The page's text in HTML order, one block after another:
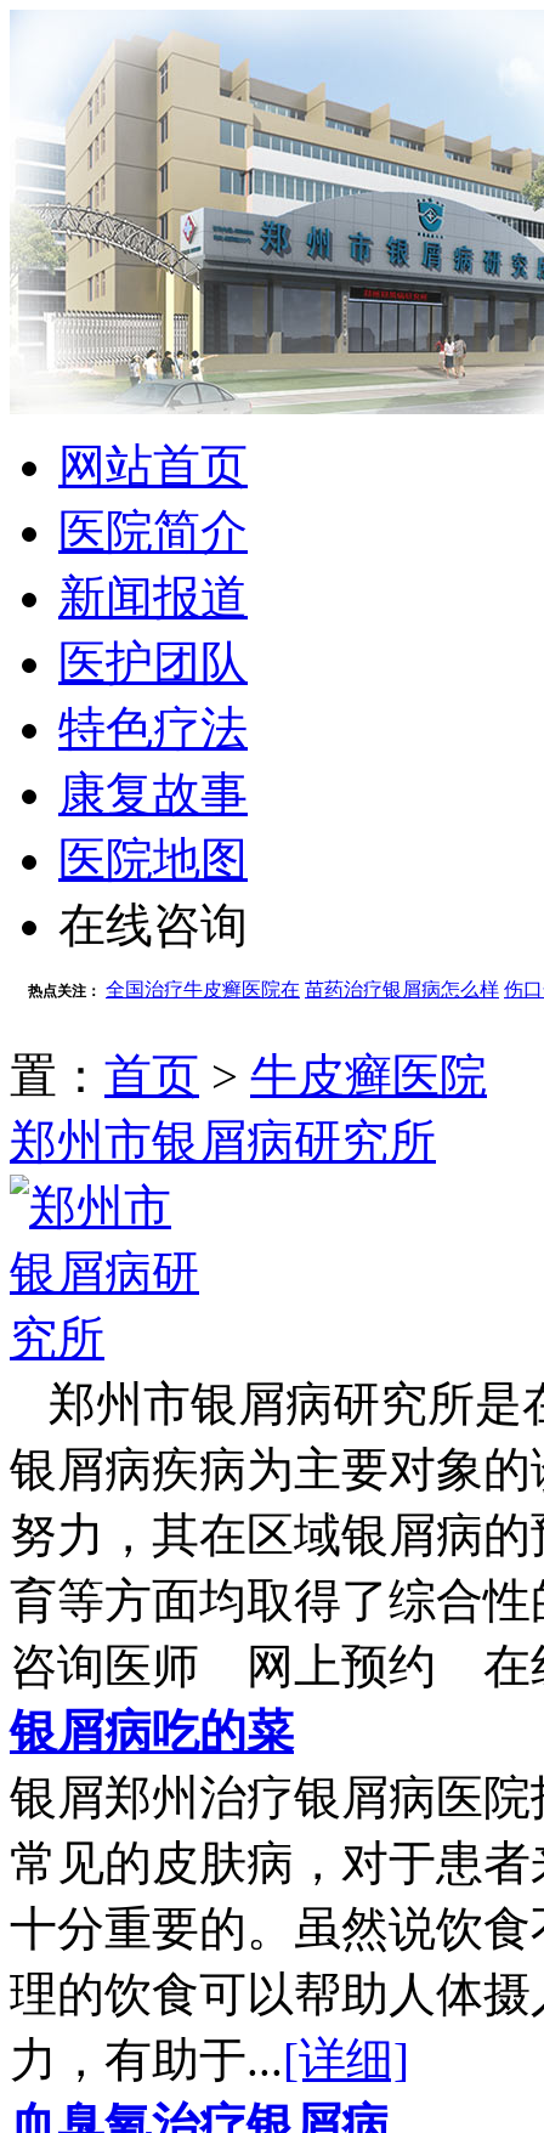
网站首页
医院简介
新闻报道
医护团队
特色疗法
康复故事
医院地图
在线咨询
热点关注： 全国治疗牛皮癣医院在 苗药治疗银屑病怎么样 伤
置： 首页 > 牛皮癣医院
郑州市银屑病研究所
郑州市银屑病研究所是
银屑病疾病为主要对象
努力，其在区域银屑病
育等方面均取得了综合性
咨询医师
网上预约
在
银屑病吃的菜
银屑郑州治疗银屑病医
常见的皮肤病，对于患
十分重要的。虽然说饮
理的饮食可以帮助人体
力，有助于...[详细]